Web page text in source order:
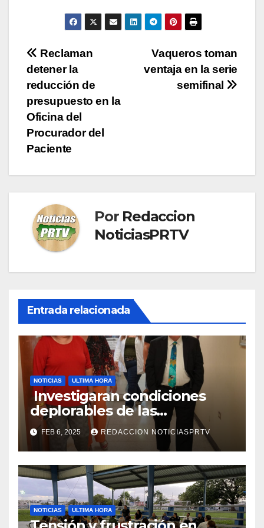
Navegación
de
entradas
Vaqueros toman
ventaja en la serie
semifinal
Reclaman
detener la
reducción de
presupuesto en la
Oficina del
Procurador del
Paciente
Por Redaccion
NoticiasPRTV
Entrada relacionada
NOTICIAS ULTIMA HORA
Investigaran condiciones
deplorables de las
facilidades el Departamento
de la Salud en Mayagüez
FEB 6, 2025 REDACCION NOTICIASPRTV
NOTICIAS ULTIMA HORA